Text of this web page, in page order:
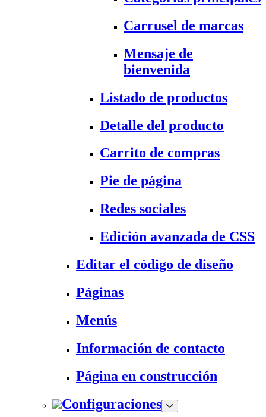
Carrusel de marcas
Mensaje de
bienvenida
Listado de productos
Detalle del producto
Carrito de compras
Pie de página
Redes sociales
Edición avanzada de CSS
Editar el código de diseño
Páginas
Menús
Información de contacto
Página en construcción
Configuraciones